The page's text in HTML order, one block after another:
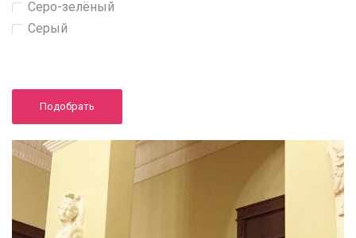
Серо-зелёный
Серый